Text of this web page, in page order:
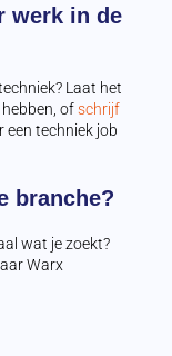
werk in de
Laat het
ofschrijf
een techniek job
branche?
wat je zoekt?
Warx